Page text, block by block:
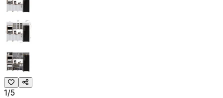
1/5